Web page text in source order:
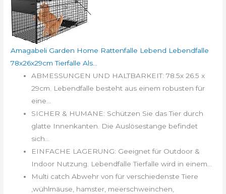
Amagabeli Garden Home Rattenfalle Lebend Lebendfalle
78x26x29cm Tierfalle Als...
ABMESSUNGEN UND HALTBARKEIT: 78.5x 26.5 x
29cm. Lebendfalle besteht aus einem robusten für
eine...
SICHER & HUMANE: Schützen Sie das Tier durch
glatte Innenkanten. Die Auslösestange befindet
sich...
EINFACHE LAGERUNG: Geeignet für Outdoor &
Indoor Nutzung. Lebendfalle Tierfalle wird in einem...
Multi catch Abwehr von für verschiedenste Tiere
,wühlmäuse, hamster, meerschweinchen,